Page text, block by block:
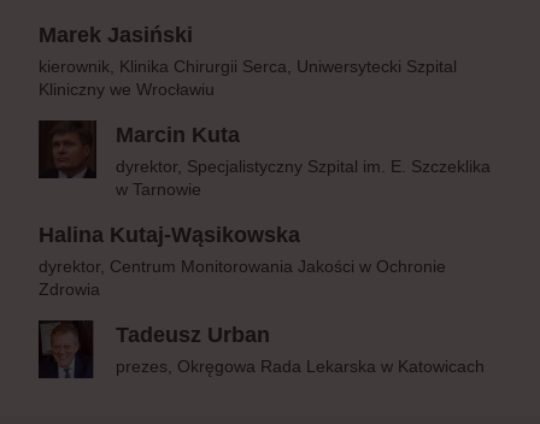
Marek Jasiński
kierownik, Klinika Chirurgii Serca, Uniwersytecki Szpital
Kliniczny we Wrocławiu
Marcin Kuta
dyrektor, Specjalistyczny Szpital im. E. Szczeklika
w Tarnowie
Halina Kutaj-Wąsikowska
dyrektor, Centrum Monitorowania Jakości w Ochronie
Zdrowia
Tadeusz Urban
prezes, Okręgowa Rada Lekarska w Katowicach